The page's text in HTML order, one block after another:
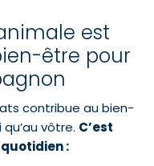
est
être pour
contribue au bien-
vôtre. C’est
: